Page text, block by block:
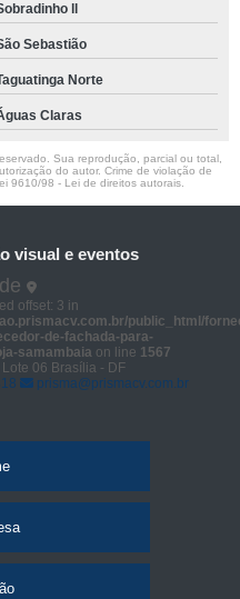
ll
Sebastião
Norte
Claras
Sua reprodução, parcial ou total,
do autor. Crime de violação de
9610/98 - Lei de direitos autorais
visual e eventos
offset: 3 in
public_html/
de-fachada-para-
samambaia on line 1567
06 Brasília - DF
prisma@prismacv.com.br